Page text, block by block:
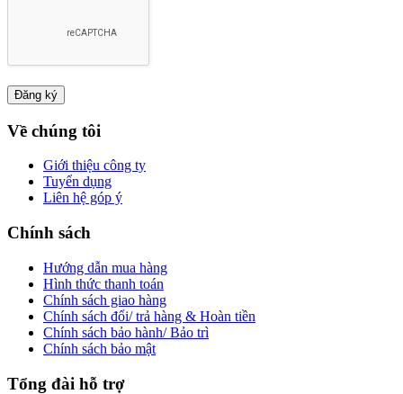
Về chúng tôi
Giới thiệu công ty
Tuyển dụng
Liên hệ góp ý
Chính sách
Hướng dẫn mua hàng
Hình thức thanh toán
Chính sách giao hàng
Chính sách đổi/ trả hàng & Hoàn tiền
Chính sách bảo hành/ Bảo trì
Chính sách bảo mật
Tổng đài hỗ trợ